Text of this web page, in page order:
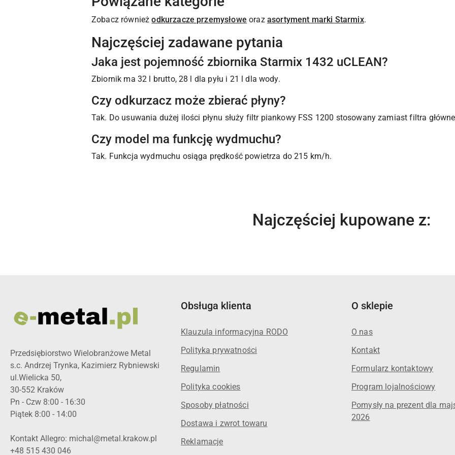
Zobacz równieżodkurzacze przemysłowe oraz asortyment marki Starmix.
Najczęściej zadawane pytania
Jaka jest pojemność zbiornika Starmix 1432 uCLEAN?
Zbiornik ma 32 l brutto, 28 l dla pyłu i 21 l dla wody.
Czy odkurzacz może zbierać płyny?
Tak. Do usuwania dużej ilości płynu służy filtr piankowy FSS 1200 stosowany zamiast filtra
Czy model ma funkcję wydmuchu?
Tak. Funkcja wydmuchu osiąga prędkość powietrza do 215 km/h.
Produkty
Najczęściej kupowane z:
Przedsiębiorstwo Wielobranżowe Metal
s.c. Andrzej Trynka, Kazimierz Rybniewski
ul.Wielicka 50,
30-552 Kraków
Pn - Czw 8:00 - 16:30
Piątek 8:00 - 14:00
Kontakt Allegro: michal@metal.krakow.pl
+48 515 430 046
Obsługa klienta
Klauzula informacyjna RODO
Polityka prywatności
Regulamin
Polityka cookies
Sposoby płatności
Dostawa i zwrot towaru
Reklamacje
O sklepie
O nas
Kontakt
Formularz kontaktowy
Program lojalnościowy
Pomysły na prezent dla
2026